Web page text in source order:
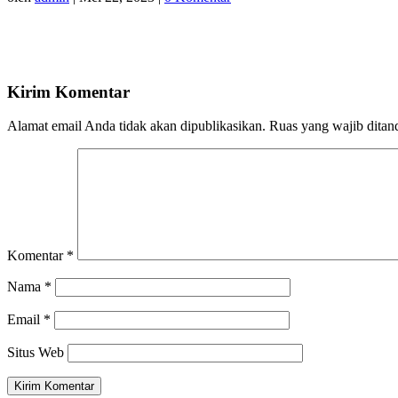
Kirim Komentar
Alamat email Anda tidak akan dipublikasikan. Ruas yang wajib
Komentar *
Nama *
Email *
Situs Web